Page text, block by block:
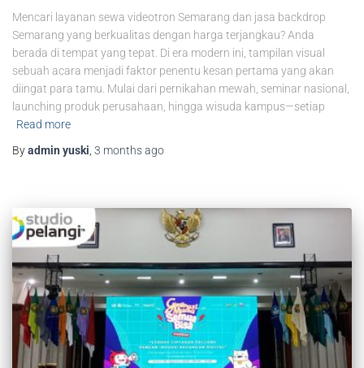
Mencari layanan sewa videotron Semarang dan jasa backdrop
Semarang yang berkualitas dengan harga terjangkau? Anda
berada di tempat yang tepat. Di era modern ini, tampilan visual
sebuah acara menjadi faktor penentu kesan pertama yang akan
diingat para tamu. Mulai dari pernikahan mewah, seminar nasional,
launching produk perusahaan, hingga wisuda kampus—setiap
Read more
Byadmin yuski 3 monthsago